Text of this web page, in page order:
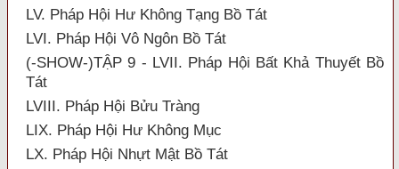
LV. Pháp Hội Hư Không Tạng Bồ Tát
LVI. Pháp Hội Vô Ngôn Bồ Tát
(-SHOW-)TẬP 9 - LVII. Pháp Hội Bất Khả Thuyết Bồ
Tát
LVIII. Pháp Hội Bửu Tràng
LIX. Pháp Hội Hư Không Mục
LX. Pháp Hội Nhựt Mật Bồ Tát